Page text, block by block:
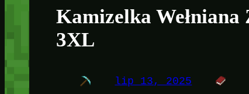
Kamizelka
3XL
lip 13, 2025